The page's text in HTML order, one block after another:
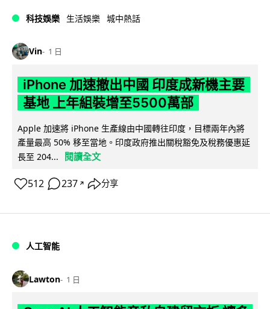
科技娛樂 生活娛樂 城中熱話
Vin 1 日
iPhone 加速撤出中國 印度成新機主要
基地 上年組裝增至5500萬部
Apple 加速將 iPhone 生產線由中國轉往印度，目標兩年內將
產量最高 50% 移至當地。印度政府推出關稅豁免及稅務優惠延
長至 204...
閱讀全文
512 237 ↗ 分享
人工智能
Lawton 1 日